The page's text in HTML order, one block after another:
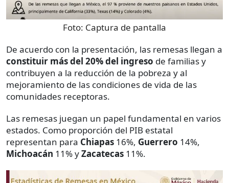
Foto: Captura de pantalla
De acuerdo con la presentación, las remesas llegan a
constituir más del 20% del ingreso de familias y
contribuyen a la reducción de la pobreza y al
mejoramiento de las condiciones de vida de las
comunidades receptoras.
Las remesas juegan un papel fundamental en varios
estados. Como proporción del PIB estatal
representan para Chiapas 16%, Guerrero 14%,
Michoacán 11% yZacatecas 11%.